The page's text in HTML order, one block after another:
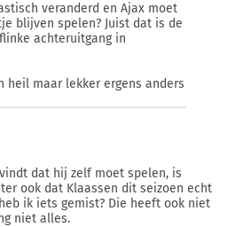
veranderd en Ajax moet
blijven spelen? Juist dat is de
achteruitgang in
heil maar lekker ergens anders
dat hij zelf moet spelen, is
ook dat Klaassen dit seizoen echt
ik iets gemist? Die heeft ook niet
niet alles.